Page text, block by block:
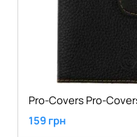
159 грн